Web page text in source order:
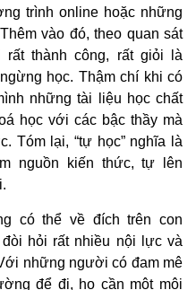
trình online hoặc những
vào đó, theo quan sát
thành công, rất giỏi là
học. Thậm chí khi có
những tài liệu học chất
học với các bậc thầy mà
Tóm lại, “tự học” nghĩa là
nguồn kiến thức, tự lên
có thể về đích trên con
hỏi rất nhiều nội lực và
những người có đam mê
để đi, họ cần một môi